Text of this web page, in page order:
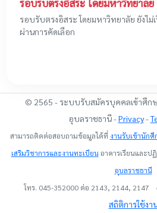
รอบรับตรงอิสระ โดยมหาวิทยาลัย ยังไ
ผ่านการคัดเลือก
© 2565 - ระบบรับสมัครบุคคลเข้าศึก
อุบลราชธานี -Privacy-
สามารถติดต่อสอบถามข้อมูลได้ที่ งานรับเข้านัก
เสริมวิชาการและงานทะเบียนอาคารเรียนและป
อุบลราชธานี
โทร. 045-352000 ต่อ 2143, 2144, 2147
สถิติการใช้งา